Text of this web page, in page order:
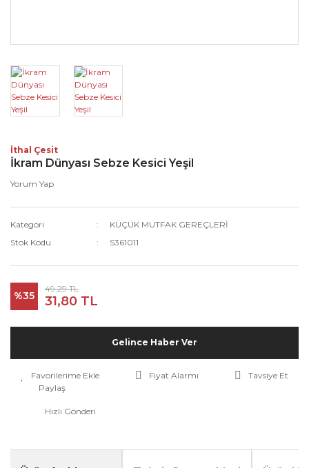
İthal Çesit
İkram Dünyası Sebze Kesici Yeşil
Yorum Yap
Kategori
KÜÇÜK MUTFAK GEREÇLERİ
Stok Kodu
S361011
%35
49,29 TL
31,80 TL
Gelince Haber Ver
Fiyat Alarmı
Tavsiye Et
Paylaş
Hızlı Gönderi